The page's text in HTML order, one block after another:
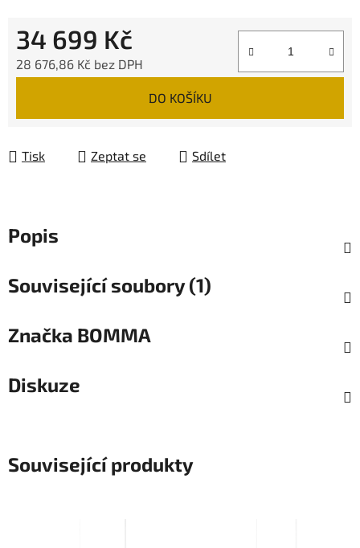
34 699 Kč
28 676,86 Kč bez DPH
DO KOŠÍKU
Tisk Zeptat se Sdílet
Popis
Související soubory (1)
Značka BOMMA
Diskuze
Související produkty